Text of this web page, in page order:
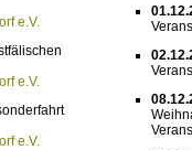
e.V.
e.V.
e.V.